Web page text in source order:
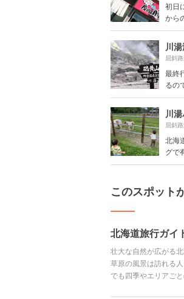
初日
から
川
屈斜
最終
るの
川
屈斜
北海
グで
このスポット
北海道旅行ガイ
壮大な自然が広がる
草原の風景は訪れる
でも四季やエリアご